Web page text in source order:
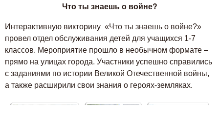
Что ты знаешь о войне?
Интерактивную викторину «Что ты знаешь о войне?»
провел отдел обслуживания детей для учащихся 1-7
классов. Мероприятие прошло в необычном формате –
прямо на улицах города. Участники успешно справились
с заданиями по истории Великой Отечественной войны,
а также расширили свои знания о героях-земляках.